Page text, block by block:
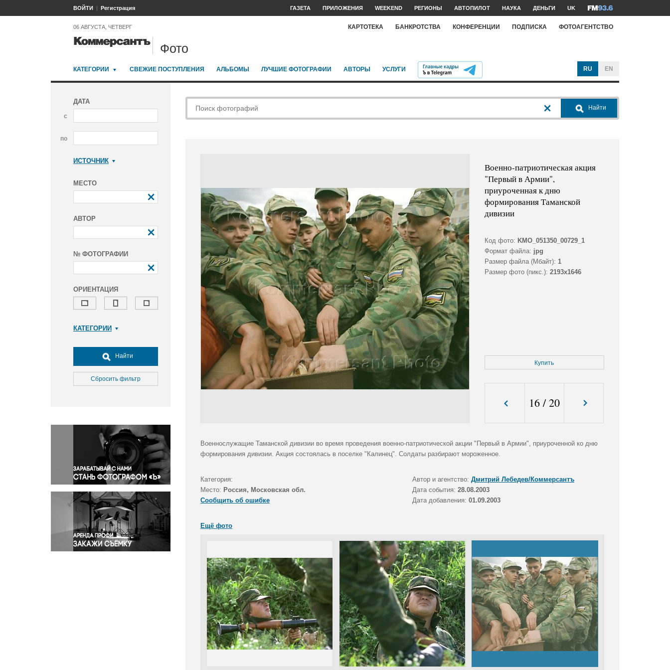
ВОЙТИ Регистрация ГАЗЕТА ПРИЛОЖЕНИЯ WEEKEND РЕГИОНЫ АВТОПИЛОТ НАУКА ДЕНЬГИ UK
06 АВГУСТА, ЧЕТВЕРГ КАРТОТЕКА БАНКРОТСТВА КОНФЕРЕНЦИИ ПОДПИСКА ФОТОАГЕНТСТВО
Фото
КАТЕГОРИИ СВЕЖИЕ ПОСТУПЛЕНИЯ АЛЬБОМЫ ЛУЧШИЕ ФОТОГРАФИИ АВТОРЫ УСЛУГИ RU EN
ДАТА
с
по
ИСТОЧНИК
МЕСТО
АВТОР
№ ФОТОГРАФИИ
ОРИЕНТАЦИЯ
КАТЕГОРИИ
Досуг, туризм и отдых
Культура
Медицина
Окружающая среда
Политика
Правосудие
Происшествия и конфликты
Религия
Светская жизнь
Спорт
Экология
Экономика и бизнес
Найти
Сбросить фильтр
Найти
Военно-патриотическая акция
"Первый в Армии",
приуроченная к дню
формирования Таманской
дивизии
Код фото: KMO_051350_00729_1
Формат файла: jpg
Размер файла (Мбайт): 1
Размер фото (пикс.): 2193x1646
Купить
16/20
Военнослужащие Таманской дивизии во время проведения военно-патриотической акции "Первый в Армии", приуроченной ко дню
формирования дивизии. Акция состоялась в поселке "Калинец". Солдаты разбирают мороженное.
Категория: Автор и агентство: Дмитрий Лебедев/Коммерсантъ
Место: Россия, Московская обл. Дата события: 28.08.2003
Сообщить об ошибке
Дата добавления: 01.09.2003
Ещё фото